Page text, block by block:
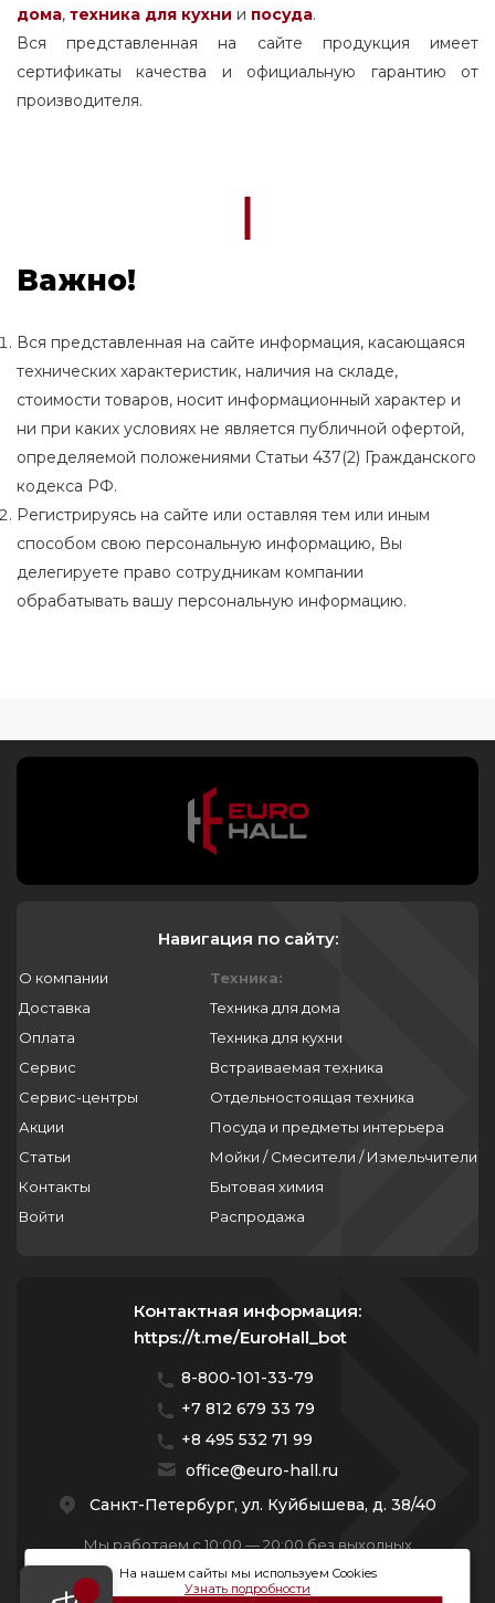
дома, техника для кухни и посуда.
Вся представленная на сайте продукция имеет
сертификаты качества и официальную гарантию от
производителя.
Важно!
Вся представленная на сайте информация, касающаяся
технических характеристик, наличия на складе,
стоимости товаров, носит информационный характер и
ни при каких условиях не является публичной офертой,
определяемой положениями Статьи 437(2) Гражданского
кодекса РФ.
Регистрируясь на сайте или оставляя тем или иным
способом свою персональную информацию, Вы
делегируете право сотрудникам компании
обрабатывать вашу персональную информацию.
Навигация по сайту:
О компании
Доставка
Оплата
Сервис
Сервис-центры
Акции
Статьи
Контакты
Войти
Техника:
Техника для дома
Техника для кухни
Встраиваемая техника
Отдельностоящая техника
Посуда и предметы интерьера
Мойки / Смесители / Измельчители
Бытовая химия
Распродажа
Контактная информация:
https://t.me/EuroHall_bot
8-800-101-33-79
+7 812 679 33 79
+8 495 532 71 99
office@euro-hall.ru
Санкт-Петербург, ул. Куйбышева, д. 38/40
Мы работаем с 10:00 — 20:00 без выходных
На нашем сайты мы используем Cookies
Узнать подробности